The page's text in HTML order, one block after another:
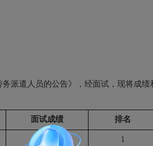
派遣人员的公告》 ，经面试，现将成绩
面试成绩 排名
81.6 1